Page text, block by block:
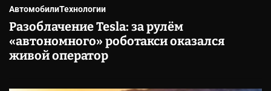
АвтомобилиТехнологии
Разоблачение Tesla: за рулём
«автономного» роботакси оказался
живой оператор